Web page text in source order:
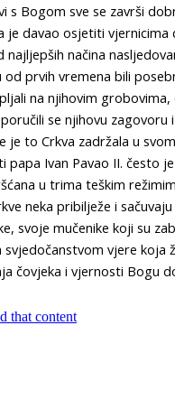
s Bogom sve se završi
je davao osjetiti vjernicima
najljepših načina
od prvih vremena bili
na njihovim grobovima,
se njihovu zagovoru
je to Crkva zadržala u
papa Ivan Pavao II. često
u trima teškim
neka pribilježe i
svoje mučenike koji su
vjere koja
čovjeka i vjernosti Bogu